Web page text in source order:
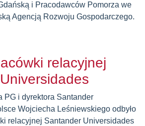
i Pracodawców Pomorza we
Agencją Rozwoju Gospodarczego.
relacyjnej
PG i dyrektora Santander
Wojciecha Leśniewskiego odbyło
relacyjnej Santander Universidades